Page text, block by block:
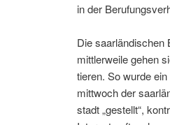
in der
Die saar­ländis­chen
mit­tler­weile gehen
tieren. So wurde
mittwoch der
stadt „gestellt“,